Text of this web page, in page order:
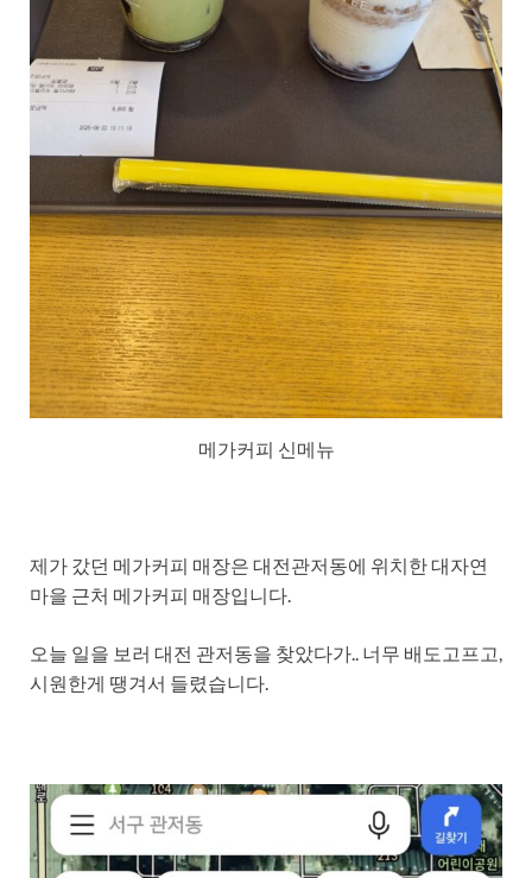
메가커피 신메뉴
제가 갔던 메가커피 매장은 대전관저동에 위치한 대자연
마을 근처 메가커피 매장입니다.
오늘 일을 보러 대전 관저동을 찾았다가.. 너무 배도고프고,
시원한게 땡겨서 들렸습니다.